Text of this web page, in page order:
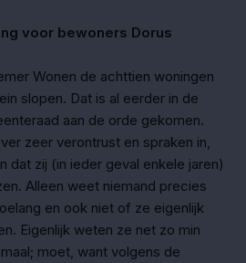
voor bewoners Dorus
Wonen de achttien woningen
slopen. Dat is al eerder in de
aan de orde gekomen.
zeer verontrust en spraken in,
dat zij (in ieder geval enkele jaren)
Alleen weet niemand precies
en ook niet of ze eigenlijk
Eigenlijk weten ze net zo min
moet, want volgens de